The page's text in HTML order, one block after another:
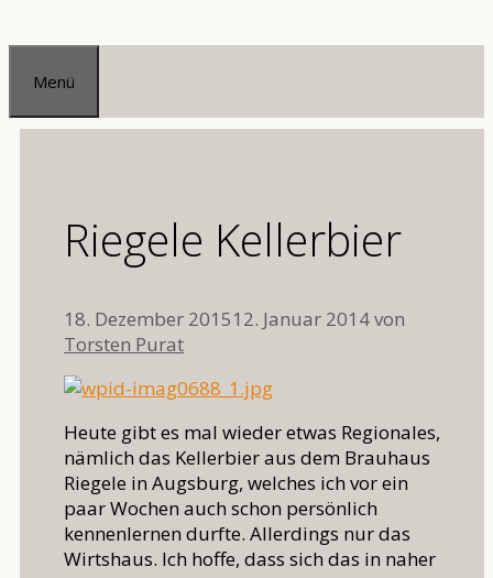
Zum
Inhalt
springen
Menü
Riegele Kellerbier
18. Dezember 201512. Januar 2014von
Torsten Purat
Heute gibt es mal wieder etwas Regionales,
nämlich das Kellerbier aus dem Brauhaus
Riegele in Augsburg, welches ich vor ein
paar Wochen auch schon persönlich
kennenlernen durfte. Allerdings nur das
Wirtshaus. Ich hoffe, dass sich das in naher